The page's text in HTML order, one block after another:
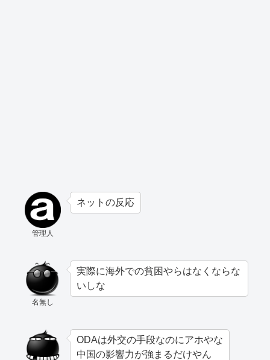
管理人
ネットの反応
名無し
実際に海外での貧困やらはなくならな
いしな
ODAは外交の手段なのにアホやな
中国の影響力が強まるだけやん